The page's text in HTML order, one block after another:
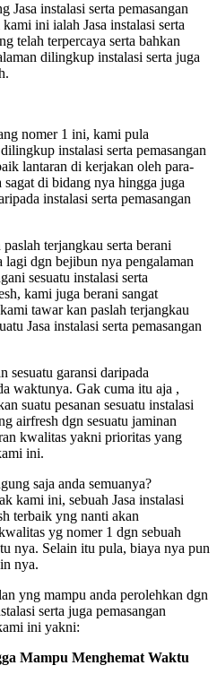
instalasi serta pemasangan
ini ialah Jasa instalasi serta
telah terpercaya serta bahkan
dilingkup instalasi serta juga
nomer 1 ini, kami pula
instalasi serta pemasangan
lantaran di kerjakan oleh para-
di bidang nya hingga juga
instalasi serta pemasangan
terjangkau serta berani
dgn bejibun nya pengalaman
sesuatu instalasi serta
kami juga berani sangat
tawar kan paslah terjangkau
Jasa instalasi serta pemasangan
sesuatu garansi daripada
waktunya. Gak cuma itu aja ,
suatu pesanan sesuatu instalasi
airfresh dgn sesuatu jaminan
kwalitas yakni prioritas yang
ini.
saja anda semuanya?
kami ini, sebuah Jasa instalasi
terbaik yng nanti akan
yg nomer 1 dgn sebuah
nya. Selain itu pula, biaya nya pun
nya.
yng mampu anda perolehkan dgn
serta juga pemasangan
ini yakni:
Mampu Menghemat Waktu